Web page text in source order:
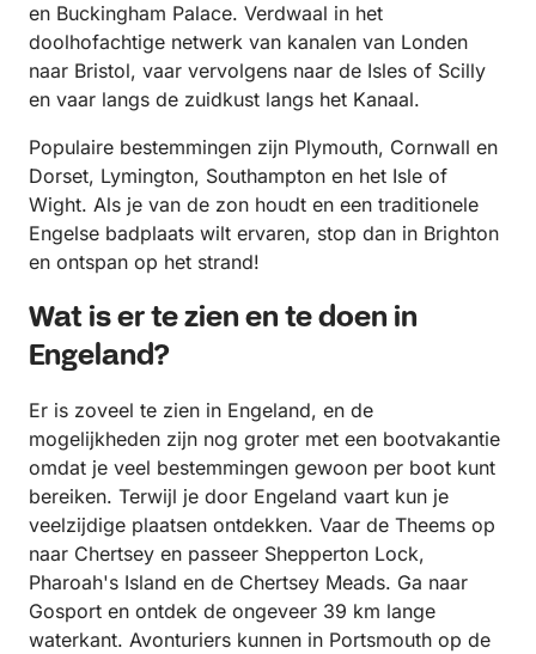
en Buckingham Palace. Verdwaal in het
doolhofachtige netwerk van kanalen van Londen
naar Bristol, vaar vervolgens naar de Isles of Scilly
en vaar langs de zuidkust langs het Kanaal.
Populaire bestemmingen zijn Plymouth, Cornwall en
Dorset, Lymington, Southampton en het Isle of
Wight. Als je van de zon houdt en een traditionele
Engelse badplaats wilt ervaren, stop dan in Brighton
en ontspan op het strand!
Wat is er te zien en te doen in
Engeland?
Er is zoveel te zien in Engeland, en de
mogelijkheden zijn nog groter met een bootvakantie
omdat je veel bestemmingen gewoon per boot kunt
bereiken. Terwijl je door Engeland vaart kun je
veelzijdige plaatsen ontdekken. Vaar de Theems op
naar Chertsey en passeer Shepperton Lock,
Pharoah's Island en de Chertsey Meads. Ga naar
Gosport en ontdek de ongeveer 39 km lange
waterkant. Avonturiers kunnen in Portsmouth op de